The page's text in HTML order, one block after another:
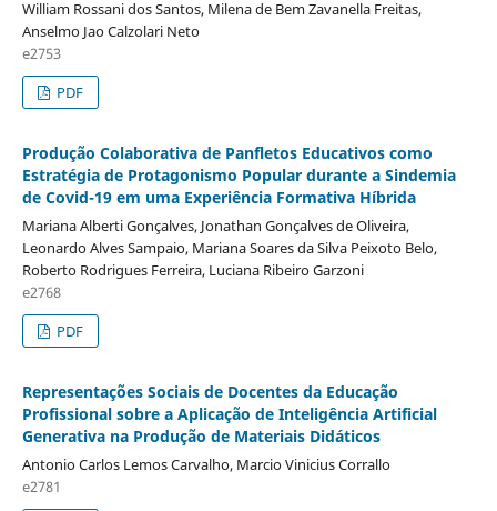
William Rossani dos Santos, Milena de Bem Zavanella Freitas,
Anselmo Jao Calzolari Neto
e2753
PDF
Produção Colaborativa de Panfletos Educativos como
Estratégia de Protagonismo Popular durante a Sindemia
de Covid-19 em uma Experiência Formativa Híbrida
Mariana Alberti Gonçalves, Jonathan Gonçalves de Oliveira,
Leonardo Alves Sampaio, Mariana Soares da Silva Peixoto Belo,
Roberto Rodrigues Ferreira, Luciana Ribeiro Garzoni
e2768
PDF
Representações Sociais de Docentes da Educação
Profissional sobre a Aplicação de Inteligência Artificial
Generativa na Produção de Materiais Didáticos
Antonio Carlos Lemos Carvalho, Marcio Vinicius Corrallo
e2781